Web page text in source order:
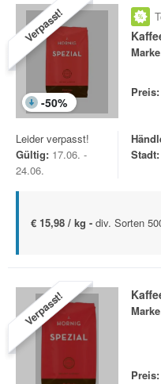
Verpasst!
-50%
Preis:
Leider verpasst!
Gültig: 17.06. -
24.06.
Stadt:
€ 15,98 / kg - div. Sorten
Verpasst!
Preis: